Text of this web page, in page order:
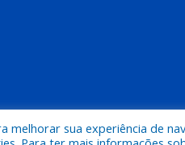
direitos reservados a Prefeitura
melhorar sua experiência de